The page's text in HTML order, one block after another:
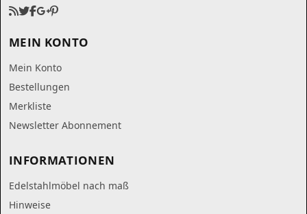
MEIN KONTO
Mein Konto
Bestellungen
Merkliste
Newsletter Abonnement
INFORMATIONEN
Edelstahlmöbel nach maß
Hinweise